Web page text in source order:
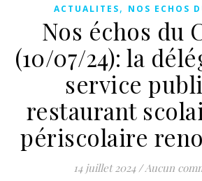
ACTUALITES, NOS ECHOS
Nos échos du
(10/07/24): la
service
restaurant
périscolaire
14 juillet 2024 /Aucun